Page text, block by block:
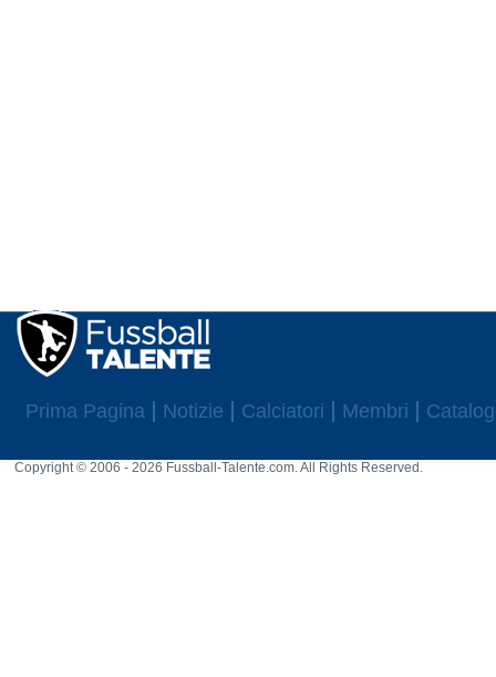
Prima Pagina Notizie Calciatori Membri
Copyright © 2006 - 2026 Fussball-Talente.com. All Rights Reserved.